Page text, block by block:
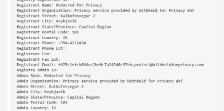
РИСКИ: НИЗКИЕ
ДОХОД: СРЕДНИЙ
БЮДЖЕТ: НИЗКИЙ